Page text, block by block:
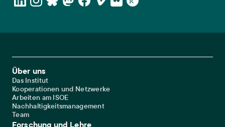
Footer Main Navigation
Über uns
Das Institut
Kooperationen und Netzwerke
Arbeiten am ISOE
Nachhaltigkeitsmanagement
Team
Forschung und Lehre